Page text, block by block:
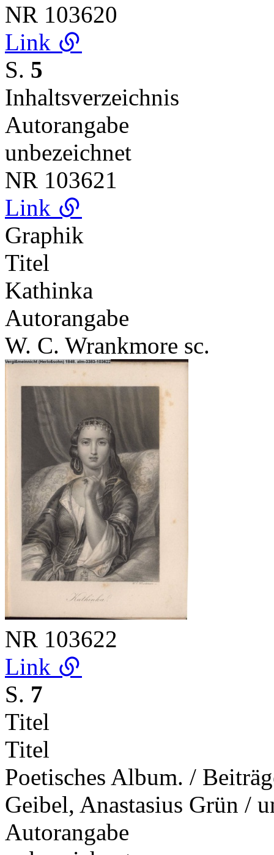
NR 103620
Link
S. 5
Inhaltsverzeichnis
Autorangabe
unbezeichnet
NR 103621
Link
Graphik
Titel
Kathinka
Autorangabe
W. C. Wrankmore sc.
NR 103622
Link
S. 7
Titel
Titel
Poetisches Album. /
Geibel, Anastasius Grün /
Autorangabe